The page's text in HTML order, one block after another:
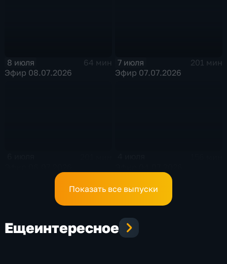
8 июля
64 мин
Эфир 08.07.2026
7 июля
201 мин
Эфир 07.07.2026
Показать все выпуски
Ещеинтересное